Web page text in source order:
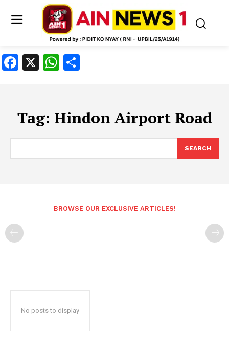
Facebook
X WhatsApp
Tag: Hindon Airport Road
SEARCH
BROWSE OUR EXCLUSIVE ARTICLES!
No posts to display